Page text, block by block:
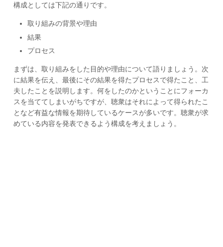
構成としては下記の通りです。
取り組みの背景や理由
結果
プロセス
まずは、取り組みをした目的や理由について語りましょう。次
に結果を伝え、最後にその結果を得たプロセスで得たこと、工
夫したことを説明します。何をしたのかということにフォーカ
スを当ててしまいがちですが、聴衆はそれによって得られたこ
となど有益な情報を期待しているケースが多いです。聴衆が求
めている内容を発表できるよう構成を考えましょう。